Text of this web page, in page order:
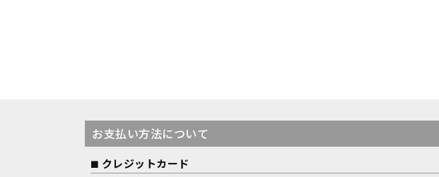
お支払い方法について
クレジットカード